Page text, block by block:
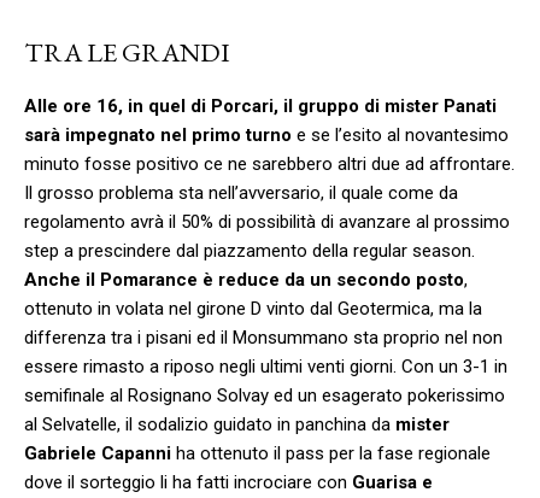
TRA LE GRANDI
Alle ore 16, in quel di Porcari, il gruppo di mister Panati
sarà impegnato nel primo turno e se l’esito al novantesimo
minuto fosse positivo ce ne sarebbero altri due ad affrontare.
Il grosso problema sta nell’avversario, il quale come da
regolamento avrà il 50% di possibilità di avanzare al prossimo
step a prescindere dal piazzamento della regular season.
Anche il Pomarance è reduce da un secondo posto,
ottenuto in volata nel girone D vinto dal Geotermica, ma la
differenza tra i pisani ed il Monsummano sta proprio nel non
essere rimasto a riposo negli ultimi venti giorni. Con un 3-1 in
semifinale al Rosignano Solvay ed un esagerato pokerissimo
al Selvatelle, il sodalizio guidato in panchina da mister
Gabriele Capanni ha ottenuto il pass per la fase regionale
dove il sorteggio li ha fatti incrociare con Guarisa e